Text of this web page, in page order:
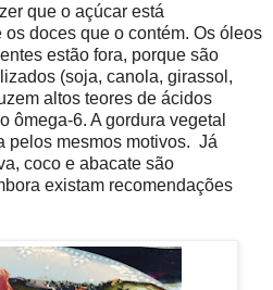
que o açúcar está
doces que o contém. Os óleos
estão fora, porque são
(soja, canola, girassol,
altos teores de ácidos
ômega-6. A gordura vegetal
pelos mesmos motivos. Já
coco e abacate são
existam recomendações